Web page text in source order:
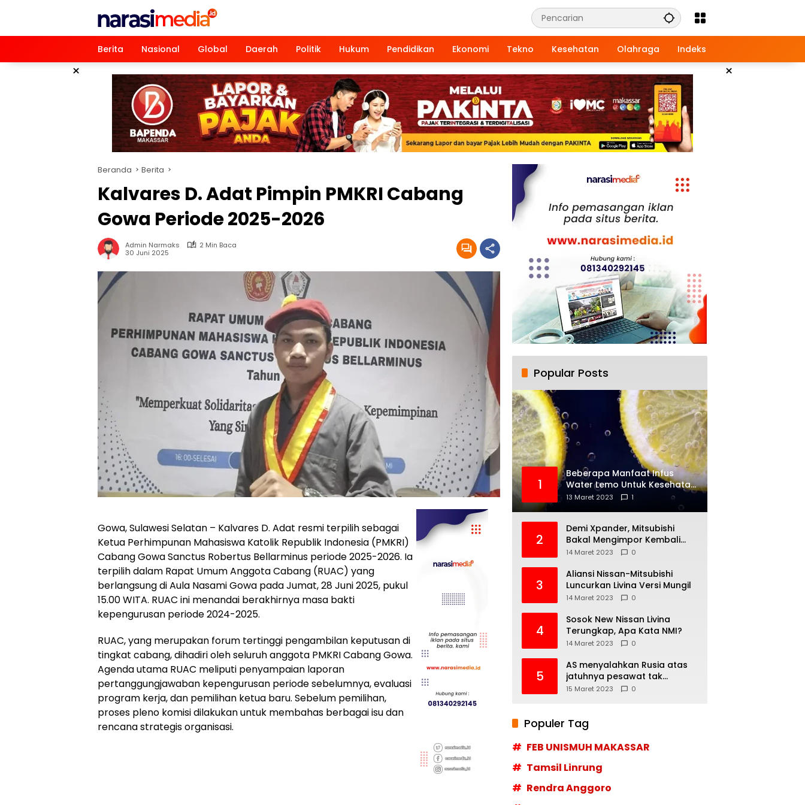
Berita
Nasional Global Daerah Politik Hukum Pendidikan Ekonomi Tekno Kesehatan Olahraga Indeks
× ×
Beranda Berita
Kalvares D. Adat Pimpin PMKRI Cabang
Gowa Periode 2025-2026
Admin Narmaks
2 Min Baca
30 Juni 2025
Gowa, Sulawesi Selatan – Kalvares D. Adat resmi terpilih sebagai
Ketua Perhimpunan Mahasiswa Katolik Republik Indonesia (PMKRI)
Cabang Gowa Sanctus Robertus Bellarminus periode 2025-2026. Ia
terpilih dalam Rapat Umum Anggota Cabang (RUAC) yang
berlangsung di Aula Nasami Gowa pada Jumat, 28 Juni 2025, pukul
15.00 WITA. RUAC ini menandai berakhirnya masa bakti
kepengurusan periode 2024-2025.
RUAC, yang merupakan forum tertinggi pengambilan keputusan di
tingkat cabang, dihadiri oleh seluruh anggota PMKRI Cabang Gowa.
Agenda utama RUAC meliputi penyampaian laporan
pertanggungjawaban kepengurusan periode sebelumnya, evaluasi
program kerja, dan pemilihan ketua baru. Sebelum pemilihan,
proses pleno komisi dilakukan untuk membahas berbagai isu dan
rencana strategis organisasi.
Popular Posts
1
Beberapa Manfaat Infus
Water Lemo Untuk Kesehatan
Anda
13 Maret 2023 1
2
Demi Xpander, Mitsubishi
Bakal Mengimpor Kembali
Pajero Sport
14 Maret 2023 0
3
Aliansi Nissan-Mitsubishi
Luncurkan Livina Versi Mungil
14 Maret 2023 0
4
Sosok New Nissan Livina
Terungkap, Apa Kata NMI?
14 Maret 2023 0
5
AS menyalahkan Rusia atas
jatuhnya pesawat tak
berawak di Laut Hitam,
15 Maret 2023 0
Populer Tag
FEB UNISMUH MAKASSAR
Tamsil Linrung
Rendra Anggoro